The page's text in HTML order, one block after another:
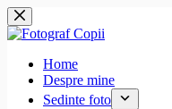
Sari
la
conținut
Home
Despre mine
Sedinte foto